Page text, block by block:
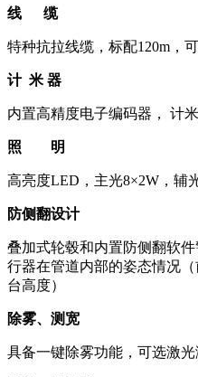
线 缆
特种抗拉线缆，标配120m，
计 米 器
内置高精度电子编码器， 计
照 明
高亮度LED，主光8×2W，辅
防侧翻设计
叠加式轮毂和内置防侧翻软
行器在管道内部的姿态情况
台高度）
除雾、测宽
具备一键除雾功能，可选激